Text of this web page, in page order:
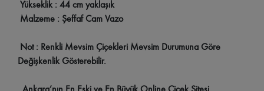
Yükseklik : 44 cm yaklaşık
Malzeme : Şeffaf Cam Vazo
Not : Renkli Mevsim Çiçekleri Mevsim Durumuna Göre
Değişkenlik Gösterebilir.